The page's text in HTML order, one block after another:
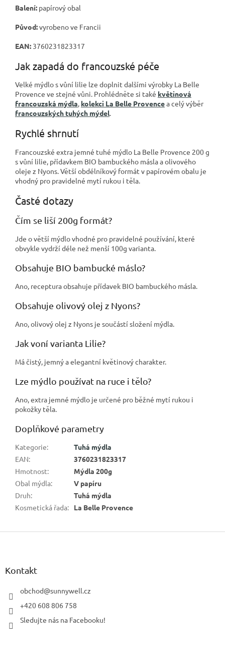
Balení: papírový obal
Původ:vyrobeno ve Francii
EAN: 3760231823317
Jak zapadá do francouzské péče
Velké mýdlo s vůní lilie lze doplnit dalšími výrobky La Belle
Provence ve stejné vůni. Prohlédněte si také květinová
francouzská mýdla, kolekci La Belle Provencea celý výběr
francouzských tuhých mýdel.
Rychlé shrnutí
Francouzské extra jemné tuhé mýdlo La Belle Provence 200 g
s vůní lilie, přídavkem BIO bambuckého másla a olivového
oleje z Nyons. Větší obdélníkový formát v papírovém obalu je
vhodný pro pravidelné mytí rukou i těla.
Časté dotazy
Čím se liší 200g formát?
Jde o větší mýdlo vhodné pro pravidelné používání, které
obvykle vydrží déle než menší 100g varianta.
Obsahuje BIO bambucké máslo?
Ano, receptura obsahuje přídavek BIO bambuckého másla.
Obsahuje olivový olej z Nyons?
Ano, olivový olej z Nyons je součástí složení mýdla.
Jak voní varianta Lilie?
Má čistý, jemný a elegantní květinový charakter.
Lze mýdlo používat na ruce i tělo?
Ano, extra jemné mýdlo je určené pro běžné mytí rukou i
pokožky těla.
Doplňkové parametry
Kategorie:
Tuhá mýdla
EAN:
3760231823317
Hmotnost:
Mýdla 200g
Obal mýdla:
V papíru
Druh:
Tuhá mýdla
Kosmetická řada: La Belle Provence
Z
Kontakt
obchod@sunnywell.cz
+420 608 806 758
Sledujte nás na Facebooku!